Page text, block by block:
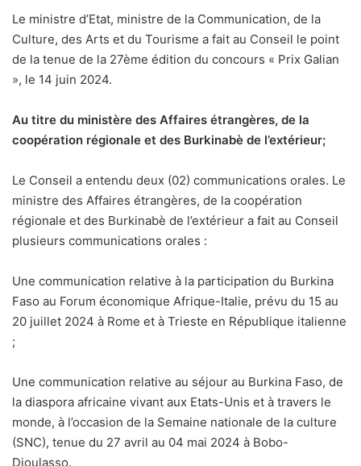
Le ministre d’Etat, ministre de la Communication, de la
Culture, des Arts et du Tourisme a fait au Conseil le point
de la tenue de la 27ème édition du concours « Prix Galian
», le 14 juin 2024.
Au titre du ministère des Affaires étrangères, de la
coopération régionale et des Burkinabè de l’extérieur;
Le Conseil a entendu deux (02) communications orales. Le
ministre des Affaires étrangères, de la coopération
régionale et des Burkinabè de l’extérieur a fait au Conseil
plusieurs communications orales :
Une communication relative à la participation du Burkina
Faso au Forum économique Afrique-Italie, prévu du 15 au
20 juillet 2024 à Rome et à Trieste en République italienne
;
Une communication relative au séjour au Burkina Faso, de
la diaspora africaine vivant aux Etats-Unis et à travers le
monde, à l’occasion de la Semaine nationale de la culture
(SNC), tenue du 27 avril au 04 mai 2024 à Bobo-
Dioulasso.